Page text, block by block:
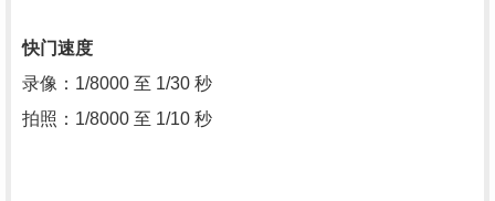
快门速度
录像：1/8000 至 1/30 秒
拍照：1/8000 至 1/10 秒